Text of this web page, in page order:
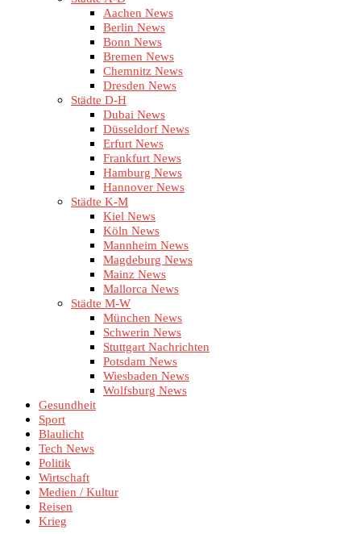
Aachen News
Berlin News
Bonn News
Bremen News
Chemnitz News
Dresden News
Städte D-H
Dubai News
Düsseldorf News
Erfurt News
Frankfurt News
Hamburg News
Hannover News
Städte K-M
Kiel News
Köln News
Mannheim News
Magdeburg News
Mainz News
Mallorca News
Städte M-W
München News
Schwerin News
Stuttgart Nachrichten
Potsdam News
Wiesbaden News
Wolfsburg News
Gesundheit
Sport
Blaulicht
Tech News
Politik
Wirtschaft
Medien / Kultur
Reisen
Krieg